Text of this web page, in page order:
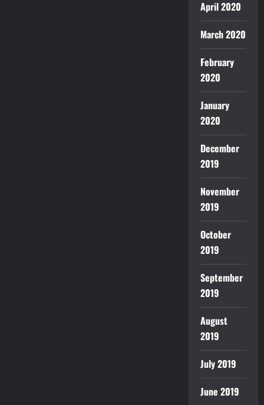
April 2020
March 2020
February
2020
January
2020
December
2019
November
2019
October
2019
September
2019
August
2019
July 2019
June 2019